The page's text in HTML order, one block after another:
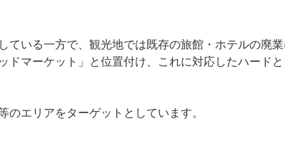
ている一方で、観光地では既存の旅館・ホテルの廃
ドマーケット」と位置付け、これに対応したハード
エリアをターゲットとしています。